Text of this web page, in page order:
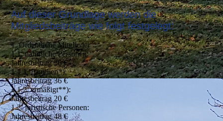
Auf dieser Grundlage werden die
Mitgliedsbeiträge wie folgt festgelegt:
1. Ordentliche Mitglieder
1.1. natürliche Personen:
Jahresbeitrag 26 €
1.1.1. Familien*):
Jahresbeitrag 36 €
1.1.2. ermäßigt**):
Jahresbeitrag 20 €
1.2. juristische Personen:
Jahresbeitrag 48 €